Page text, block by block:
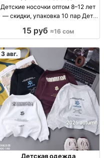
Детские носочки оптом 8–12 лет
— скидки, упаковка 10 пар Дет.
16 сом
15 руб ≈16 сом
3 авг.
Детская одежда